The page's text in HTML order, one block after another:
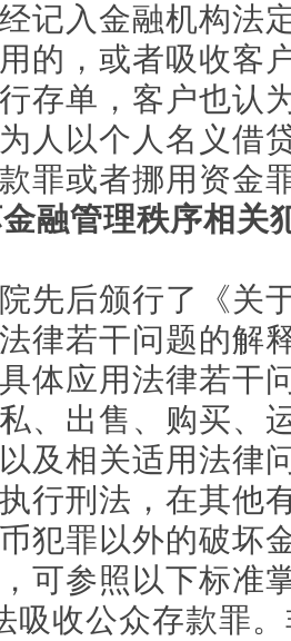
记入金融机构法
的，或者吸收客
存单，客户也认
人以个人名义借
罪或者挪用资金
融管理秩序相关
先后颁行了《关
律若干问题的解
体应用法律若干
、出售、购买、
及相关适用法律
行刑法，在其他
犯罪以外的破坏
可参照以下标准
收公众存款罪。